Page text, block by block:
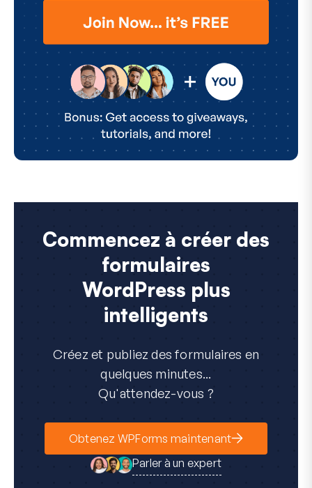
Commencez à créer des
formulaires
WordPress plus
intelligents
Créez et publiez des formulaires en
quelques minutes...
Qu'attendez-vous ?
Obtenez WPForms maintenant
Parler à un expert